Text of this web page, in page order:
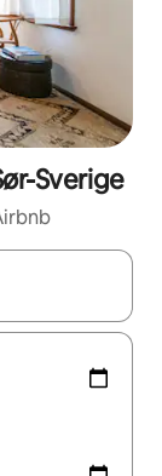
Sverige
explore-os